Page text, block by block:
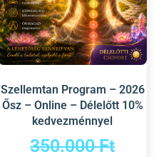
Szellemtan Program – 2026
Ősz – Online – Délelőtt 10%
kedvezménnyel
350.000Ft